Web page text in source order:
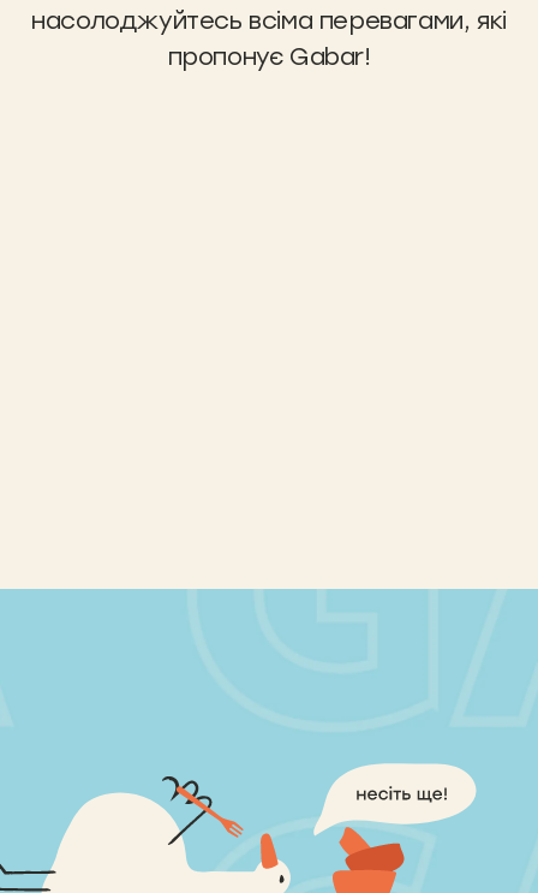
насолоджуйтесь всіма перевагами, які
пропонує Gabar!